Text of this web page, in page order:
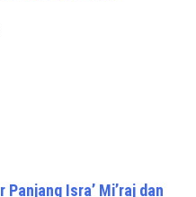
Isra’ Mi’raj dan